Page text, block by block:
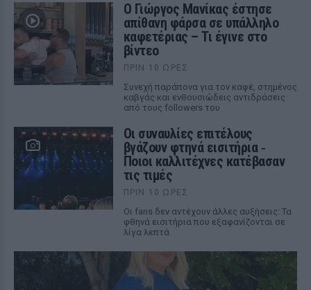
Ο Γιώργος Μανίκας έστησε
απίθανη φάρσα σε υπάλληλο
καφετέριας – Τι έγινε στο
βίντεο
ΠΡΙΝ 10 ΏΡΕΣ
Συνεχή παράπονα για τον καφέ, στημένος
καβγάς και ενθουσιώδεις αντιδράσεις
από τους followers του
Οι συναυλίες επιτέλους
βγάζουν φτηνά εισιτήρια ‑
Ποιοι καλλιτέχνες κατέβασαν
τις τιμές
ΠΡΙΝ 10 ΏΡΕΣ
Οι fans δεν αντέχουν άλλες αυξήσεις: Τα
φθηνά εισιτήρια που εξαφανίζονται σε
λίγα λεπτά